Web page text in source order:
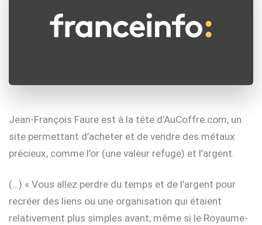
Jean-François Faure est à la tête d’AuCoffre.com, un
site permettant d’acheter et de vendre des métaux
précieux, comme l’or (une valeur refuge) et l’argent.
(…) « Vous allez perdre du temps et de l’argent pour
recréer des liens ou une organisation qui étaient
relativement plus simples avant, même si le Royaume-